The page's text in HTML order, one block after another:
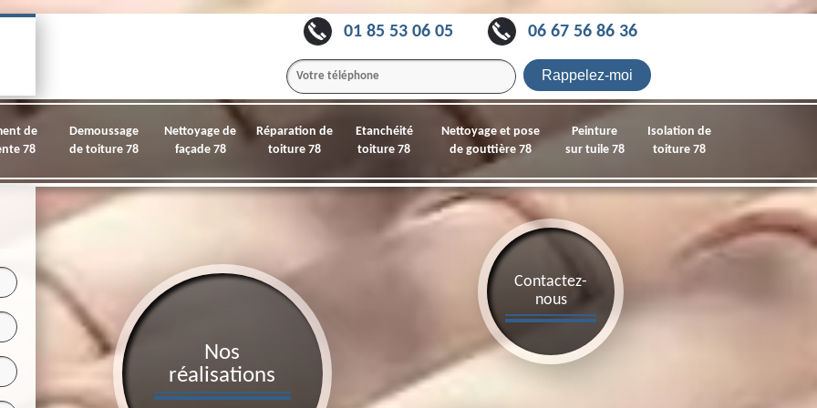
01 85 53 06 05 06 67 56 86 36
de
78
Demoussage
de toiture 78
Nettoyage de
façade 78
Réparation de
toiture 78
Etanchéité
toiture 78
Nettoyage et pose
de gouttière 78
Peinture
sur tuile 78
Isolation de
toiture 78
Contactez-
nous
Nos
réalisations